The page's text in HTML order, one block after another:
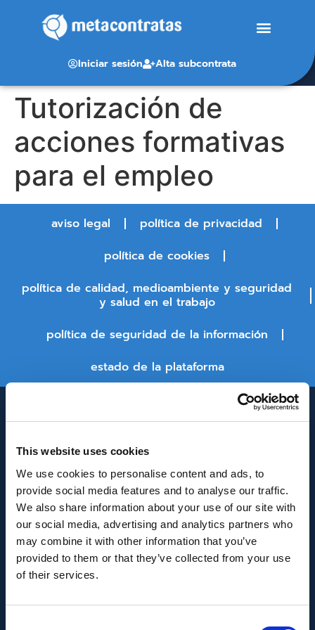
This website uses cookies
We use cookies to personalise content and ads, to
provide social media features and to analyse our traffic.
We also share information about your use of our site with
our social media, advertising and analytics partners who
may combine it with other information that you’ve
provided to them or that they’ve collected from your use
of their services.
Iniciar sesión Alta subcontrata
Tutorización de
acciones formativas
para el empleo
aviso legal
política de privacidad
política de cookies
política de calidad, medioambiente y seguridad
y salud en el trabajo
política de seguridad de la información
estado de la plataforma
INNOVACIÓN Y DESARROLLO DE ANDALUCÍA
IDEA
Se ha recibido un incentivo de la Agencia de
Junta de Andalucía, por un importe de